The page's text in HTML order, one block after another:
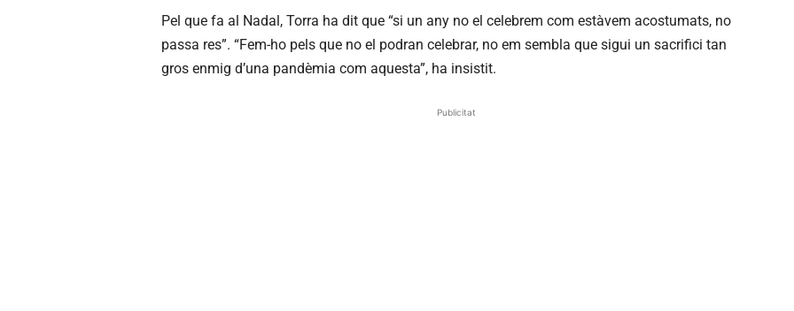
Pel que fa al Nadal, Torra ha dit que “si un any no el celebrem com estàvem acostumats, no
passa res”. “Fem-ho pels que no el podran celebrar, no em sembla que sigui un sacrifici tan
gros enmig d’una pandèmia com aquesta”, ha insistit.
Publicitat